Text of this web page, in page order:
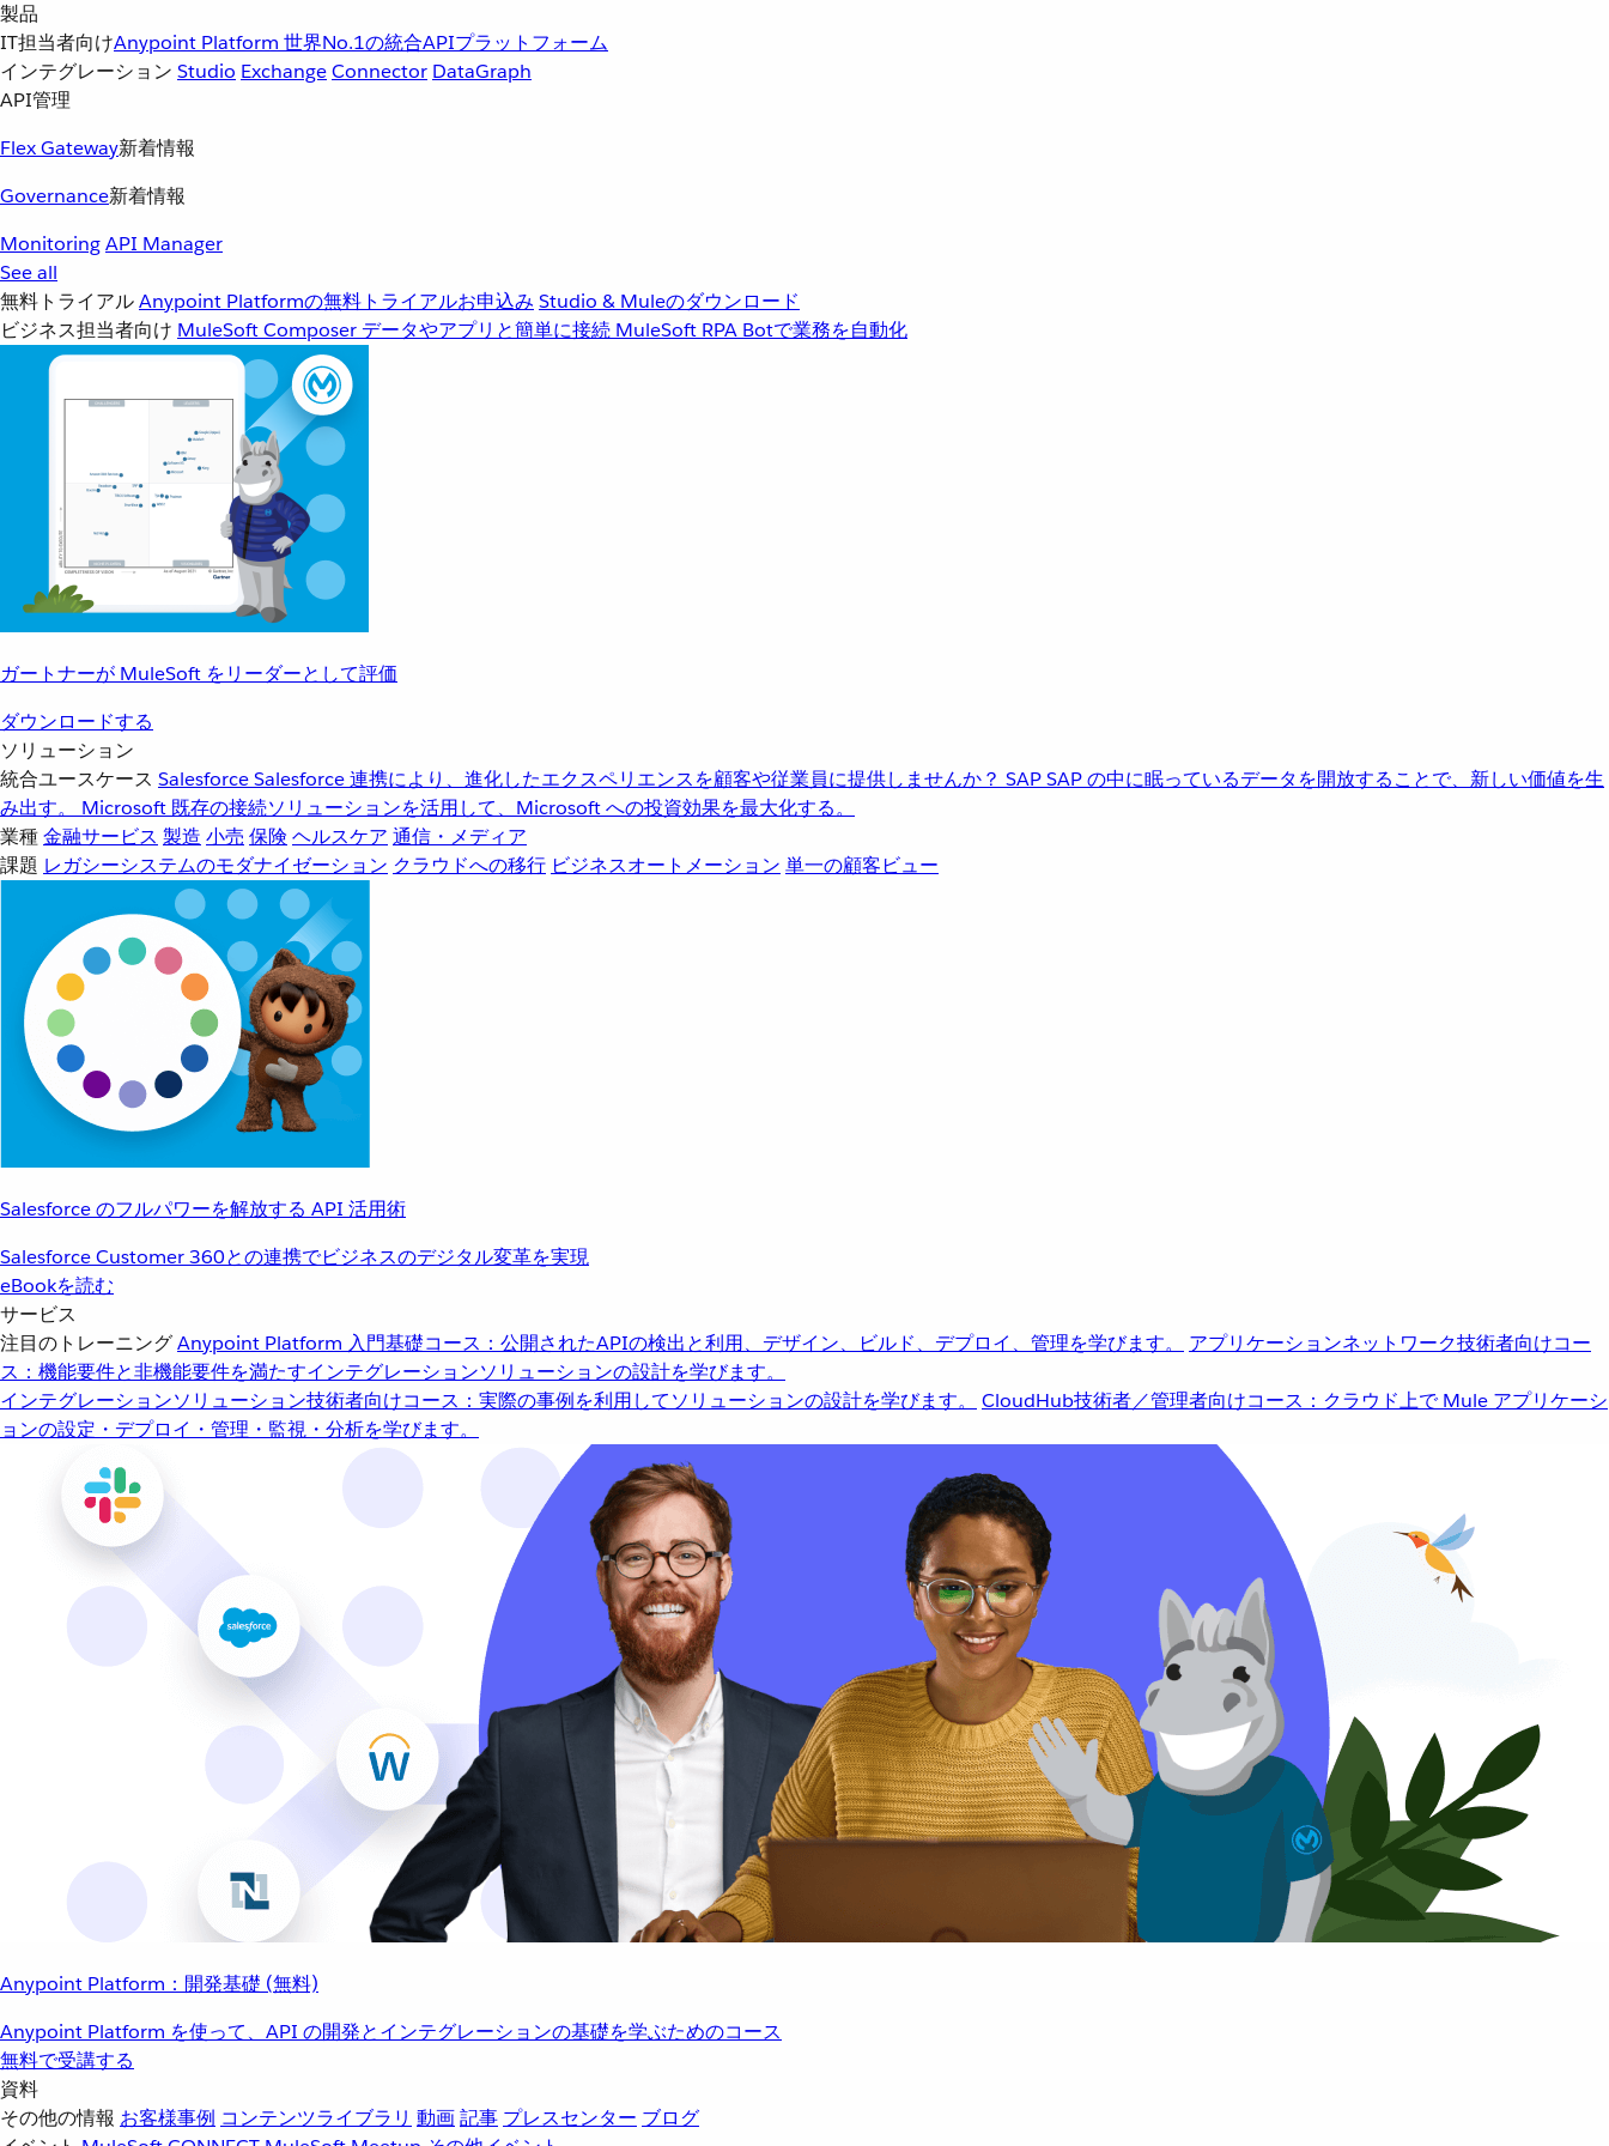
製品
IT担当者向けAnypoint Platform 世界No.1の統合APIプラットフォーム
インテグレーション Studio ExchangeConnector DataGraph
API管理
Flex Gateway新着情報
Governance新着情報
MonitoringAPI Manager
See all
無料トライアルAnypoint Platformの無料トライアルお申込み Studio & Muleのダウンロード
ビジネス担当者向け MuleSoft Composer データやアプリと簡単に接続 MuleSoft RPA Botで業務を自動化
ガートナーが MuleSoft をリーダーとして評価
ダウンロードする
ソリューション
統合ユースケース SalesforceSalesforce 連携により、進化したエクスペリエンスを顧客や従業員に提供しませんか？ SAPSAP の中に眠っているデータを開放することで、新しい価値を生
み出す。
Microsoft 既存の接続ソリューションを活用して、Microsoft への投資効果を最大化する。
業種金融サービス 製造 小売 保険 ヘルスケア 通信・メディア
課題 レガシーシステムのモダナイゼーション クラウドへの移行 ビジネスオートメーション 単一の顧客ビュー
Salesforce のフルパワーを解放する API 活用術
Salesforce Customer 360との連携でビジネスのデジタル変革を実現
eBookを読む
サービス
注目のトレーニングAnypoint Platform 入門基礎コース：公開されたAPIの検出と利用、デザイン、ビルド、デプロイ、管理を学びます。 アプリケーションネットワーク技術者向けコー
ス：機能要件と非機能要件を満たすインテグレーションソリューションの設計を学びます。
インテグレーションソリューション技術者向けコース：実際の事例を利用してソリューションの設計を学びます。 CloudHub技術者／管理者向けコース：クラウド上で Mule アプリケーシ
ョンの設定・デプロイ・管理・監視・分析を学びます。
Anypoint Platform：開発基礎 (無料)
Anypoint Platform を使って、API の開発とインテグレーションの基礎を学ぶためのコース
無料で受講する
資料
その他の情報 お客様事例 コンテンツライブラリ 動画記事 プレスセンター ブログ